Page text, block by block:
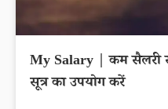
My Salary | कम सैलरी
सूत्र का उपयोग करें